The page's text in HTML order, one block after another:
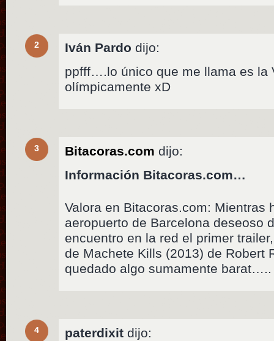
2 Iván Pardo dijo:
ppfff….lo único que me llama es la
olímpicamente xD
3 Bitacoras.com dijo:
Información Bitacoras.com…
Valora en Bitacoras.com: Mientras
aeropuerto de Barcelona deseoso
encuentro en la red el primer
de Machete Kills (2013) de Robert
quedado algo sumamente barat…..
4 paterdixit dijo: